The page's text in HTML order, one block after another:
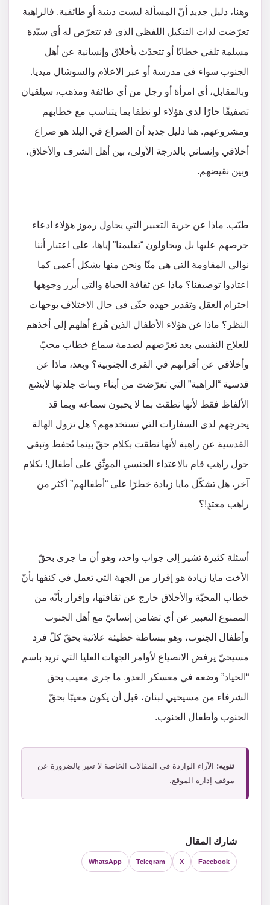
وهنا، دليل جديد أنّ المسألة ليست دينية أو طائفية. فالراهبة
تعرّضت لذات التنكيل اللفظي الذي قد تتعرّض له أي سيّدة
مسلمة تلقي خطابًا أو تتحدّث بأخلاق وإنسانية عن أهل
الجنوب سواء في مدرسة أو عبر الاعلام والسوشال ميديا.
وبالمقابل، أي امرأة أو رجل من أي طائفة ومذهب، سيلقيان
تصفيقًا حارًا لدى هؤلاء لو نطقا بما يتناسب مع خطابهم
ومشروعهم. هنا دليل جديد أن الصراع في البلد هو صراع
أخلاقي وإنساني بالدرجة الأولى، بين أهل الشرف والأخلاق،
وبين نقيضهم.
طيّب. ماذا عن حرية التعبير التي يحاول رموز هؤلاء ادعاء
حرصهم عليها بل ويحاولون “تعليمنا” إياها، على اعتبار أننا
نوالي المقاومة التي هي منّا ونحن منها بشكل أعمى كما
اعتادوا توصيفنا؟ ماذا عن ثقافة الحياة والتي أبرز وجوهها
احترام العقل وتقدير جهده حتّى في حال الاختلاف بوجهات
النظر؟ ماذا عن هؤلاء الأطفال الذين هُرع أهلهم إلى أخذهم
للعلاج النفسي بعد تعرّضهم لصدمة سماع خطاب محبّ
وأخلاقي عن أقرانهم في القرى الجنوبية؟ وبعد، ماذا عن
قدسية “الراهبة” التي تعرّضت من أبناء وبنات جلدتها لأبشع
الألفاظ فقط لأنها نطقت بما لا يحبون سماعه وبما قد
يحرجهم لدى السفارات التي تستخدمهم؟ هل تزول الهالة
القدسية عن راهبة لأنها نطقت بكلام حقّ بينما تُحفظ وتبقى
حول راهب قام بالاعتداء الجنسي الموثّق على أطفال! بكلام
آخر، هل تشكّل مايا زيادة خطرًا على “أطفالهم” أكثر من
راهب معتدٍ!؟
أسئلة كثيرة تشير إلى جواب واحد، وهو أن ما جرى بحقّ
الأخت مايا زيادة هو إقرار من الجهة التي تعمل في كنفها بأنّ
خطاب المحبّة والأخلاق خارج عن ثقافتها، وإقرار بأنّه من
الممنوع التعبير عن أي تضامن إنسانيّ مع أهل الجنوب
وأطفال الجنوب، وهو ببساطة خطيئة علانية بحقّ كلّ فرد
مسيحيّ يرفض الانصياع لأوامر الجهات العليا التي تريد باسم
“الحياد” وضعه في معسكر العدو. ما جرى معيب بحق
الشرفاء من مسيحيي لبنان، قبل أن يكون معيبًا بحقّ
الجنوب وأطفال الجنوب.
تنويه: الآراء الواردة في المقالات الخاصة لا تعبر بالضرورة عن
موقف إدارة الموقع.
شارك المقال
Facebook
X
Telegram
WhatsApp